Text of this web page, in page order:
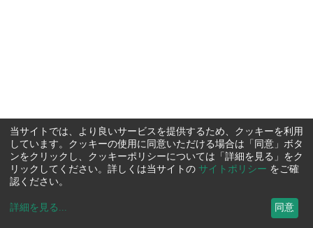
当サイトでは、より良いサービスを提供するため、クッキーを利用
しています。クッキーの使用に同意いただける場合は「同意」ボタ
ンをクリックし、クッキーポリシーについては「詳細を見る」をク
リックしてください。詳しくは当サイトの サイトポリシー をご確
認ください。
詳細を見る ... 同意